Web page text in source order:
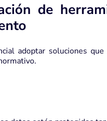
de
adoptar soluciones